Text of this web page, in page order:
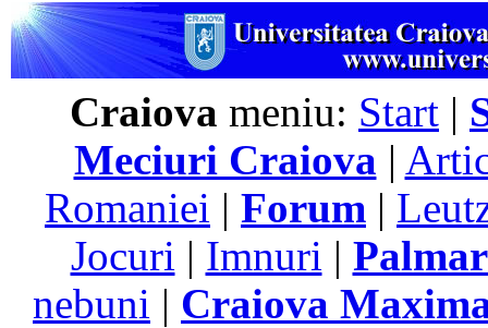
Craiova meniu: Start |
Meciuri Craiova |
Romaniei | Forum |
Jocuri | Imnuri |
nebuni | Craiova